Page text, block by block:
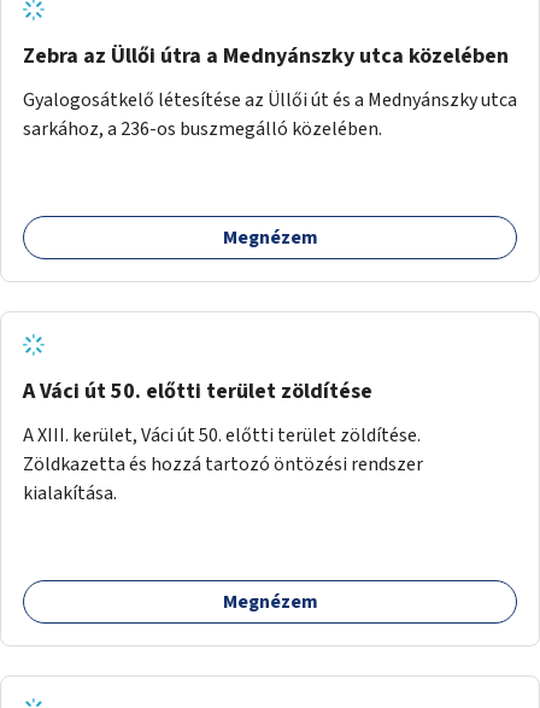
Zebra az Üllői útra a Mednyánszky utca közelében
Gyalogosátkelő létesítése az Üllői út és a Mednyánszky utca
sarkához, a 236-os buszmegálló közelében.
Megnézem
A Váci út 50. előtti terület zöldítése
A XIII. kerület, Váci út 50. előtti terület zöldítése.
Zöldkazetta és hozzá tartozó öntözési rendszer
kialakítása.
Megnézem